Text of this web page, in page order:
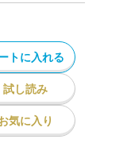
トに入れる
試し読み
気に入り